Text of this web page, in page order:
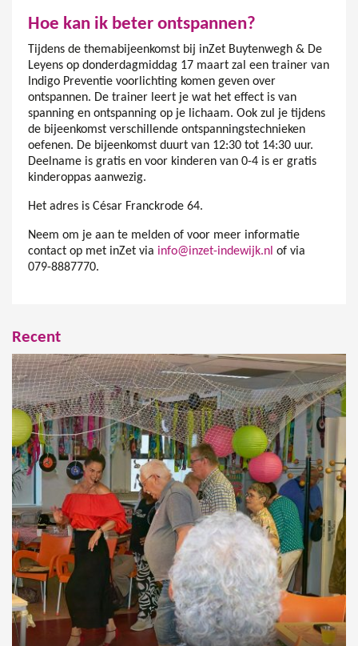
Hoe kan ik beter ontspannen?
Tijdens de themabijeenkomst bij inZet Buytenwegh & De
Leyens op donderdagmiddag 17 maart zal een trainer van
Indigo Preventie voorlichting komen geven over
ontspannen. De trainer leert je wat het effect is van
spanning en ontspanning op je lichaam. Ook zul je tijdens
de bijeenkomst verschillende ontspanningstechnieken
oefenen. De bijeenkomst duurt van 12:30 tot 14:30 uur.
Deelname is gratis en voor kinderen van 0-4 is er gratis
kinderoppas aanwezig.
Het adres is César Franckrode 64.
Neem om je aan te melden of voor meer informatie
contact op met inZet via info@inzet-indewijk.nl of via
079-8887770.
Recent